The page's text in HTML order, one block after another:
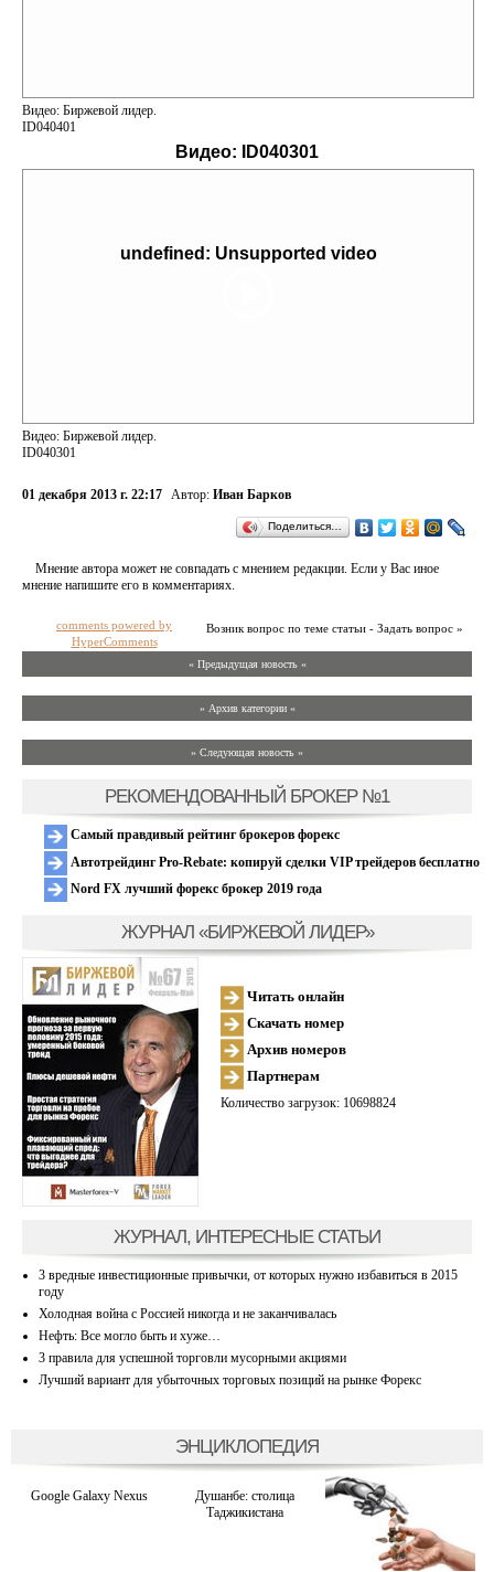
Видео: Биржевой лидер.
ID040401
Видео: ID040301
undefined: Unsupported video
Видео: Биржевой лидер.
ID040301
01 декабря 2013 г. 22:17 Автор: Иван Барков
Поделиться…
Мнение автора может не совпадать с мнением редакции. Если у Вас иное
мнение напишите его в комментариях.
Возник вопрос по теме статьи - Задать вопрос »
comments powered by
HyperComments
« Предыдущая новость «
» Архив категории «
» Следующая новость »
РЕКОМЕНДОВАННЫЙ БРОКЕР №1
Самый правдивый рейтинг брокеров форекс
Автотрейдинг Pro-Rebate: копируй сделки VIP трейдеров бесплатно
Nord FX лучший форекс брокер 2019 года
ЖУРНАЛ «БИРЖЕВОЙ ЛИДЕР»
Читать онлайн
Скачать номер
Архив номеров
Партнерам
Количество загрузок: 10698824
ЖУРНАЛ, ИНТЕРЕСНЫЕ СТАТЬИ
3 вредные инвестиционные привычки, от которых нужно избавиться в 2015
году
Холодная война с Россией никогда и не заканчивалась
Нефть: Все могло быть и хуже…
3 правила для успешной торговли мусорными акциями
Лучший вариант для убыточных торговых позиций на рынке Форекс
ЭНЦИКЛОПЕДИЯ
Google Galaxy Nexus
Душанбе: столица
Таджикистана